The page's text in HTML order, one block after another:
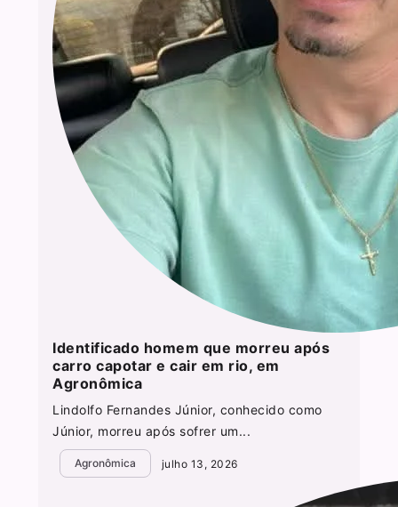
Identificado homem que morreu após
carro capotar e cair em rio, em
Agronômica
Lindolfo Fernandes Júnior, conhecido como
Júnior, morreu após sofrer um...
Agronômica julho 13, 2026